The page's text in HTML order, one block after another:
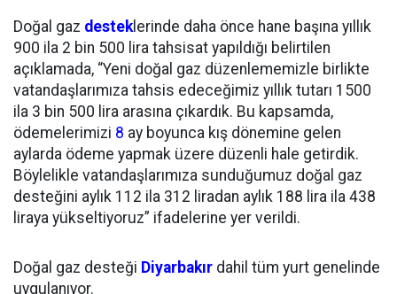
Doğal gaz destek lerinde daha önce hane başına yıllık
900 ila 2 bin 500 lira tahsisat yapıldığı belirtilen
açıklamada, “Yeni doğal gaz düzenlememizle birlikte
vatandaşlarımıza tahsis edeceğimiz yıllık tutarı 1500
ila 3 bin 500 lira arasına çıkardık. Bu kapsamda,
ödemelerimizi 8 ay boyunca kış dönemine gelen
aylarda ödeme yapmak üzere düzenli hale getirdik.
Böylelikle vatandaşlarımıza sunduğumuz doğal gaz
desteğini aylık 112 ila 312 liradan aylık 188 lira ila 438
liraya yükseltiyoruz” ifadelerine yer verildi.
Doğal gaz desteği Diyarbakır dahil tüm yurt genelinde
uygulanıyor.